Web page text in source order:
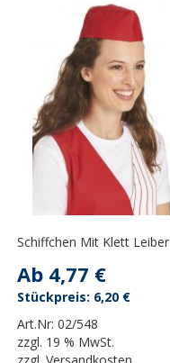
Schiffchen Mit Klett Leiber
Ab 4,77 €
Art.Nr:02/548
zzgl. 19 % MwSt.
zzgl.Versandkosten
6,20 €